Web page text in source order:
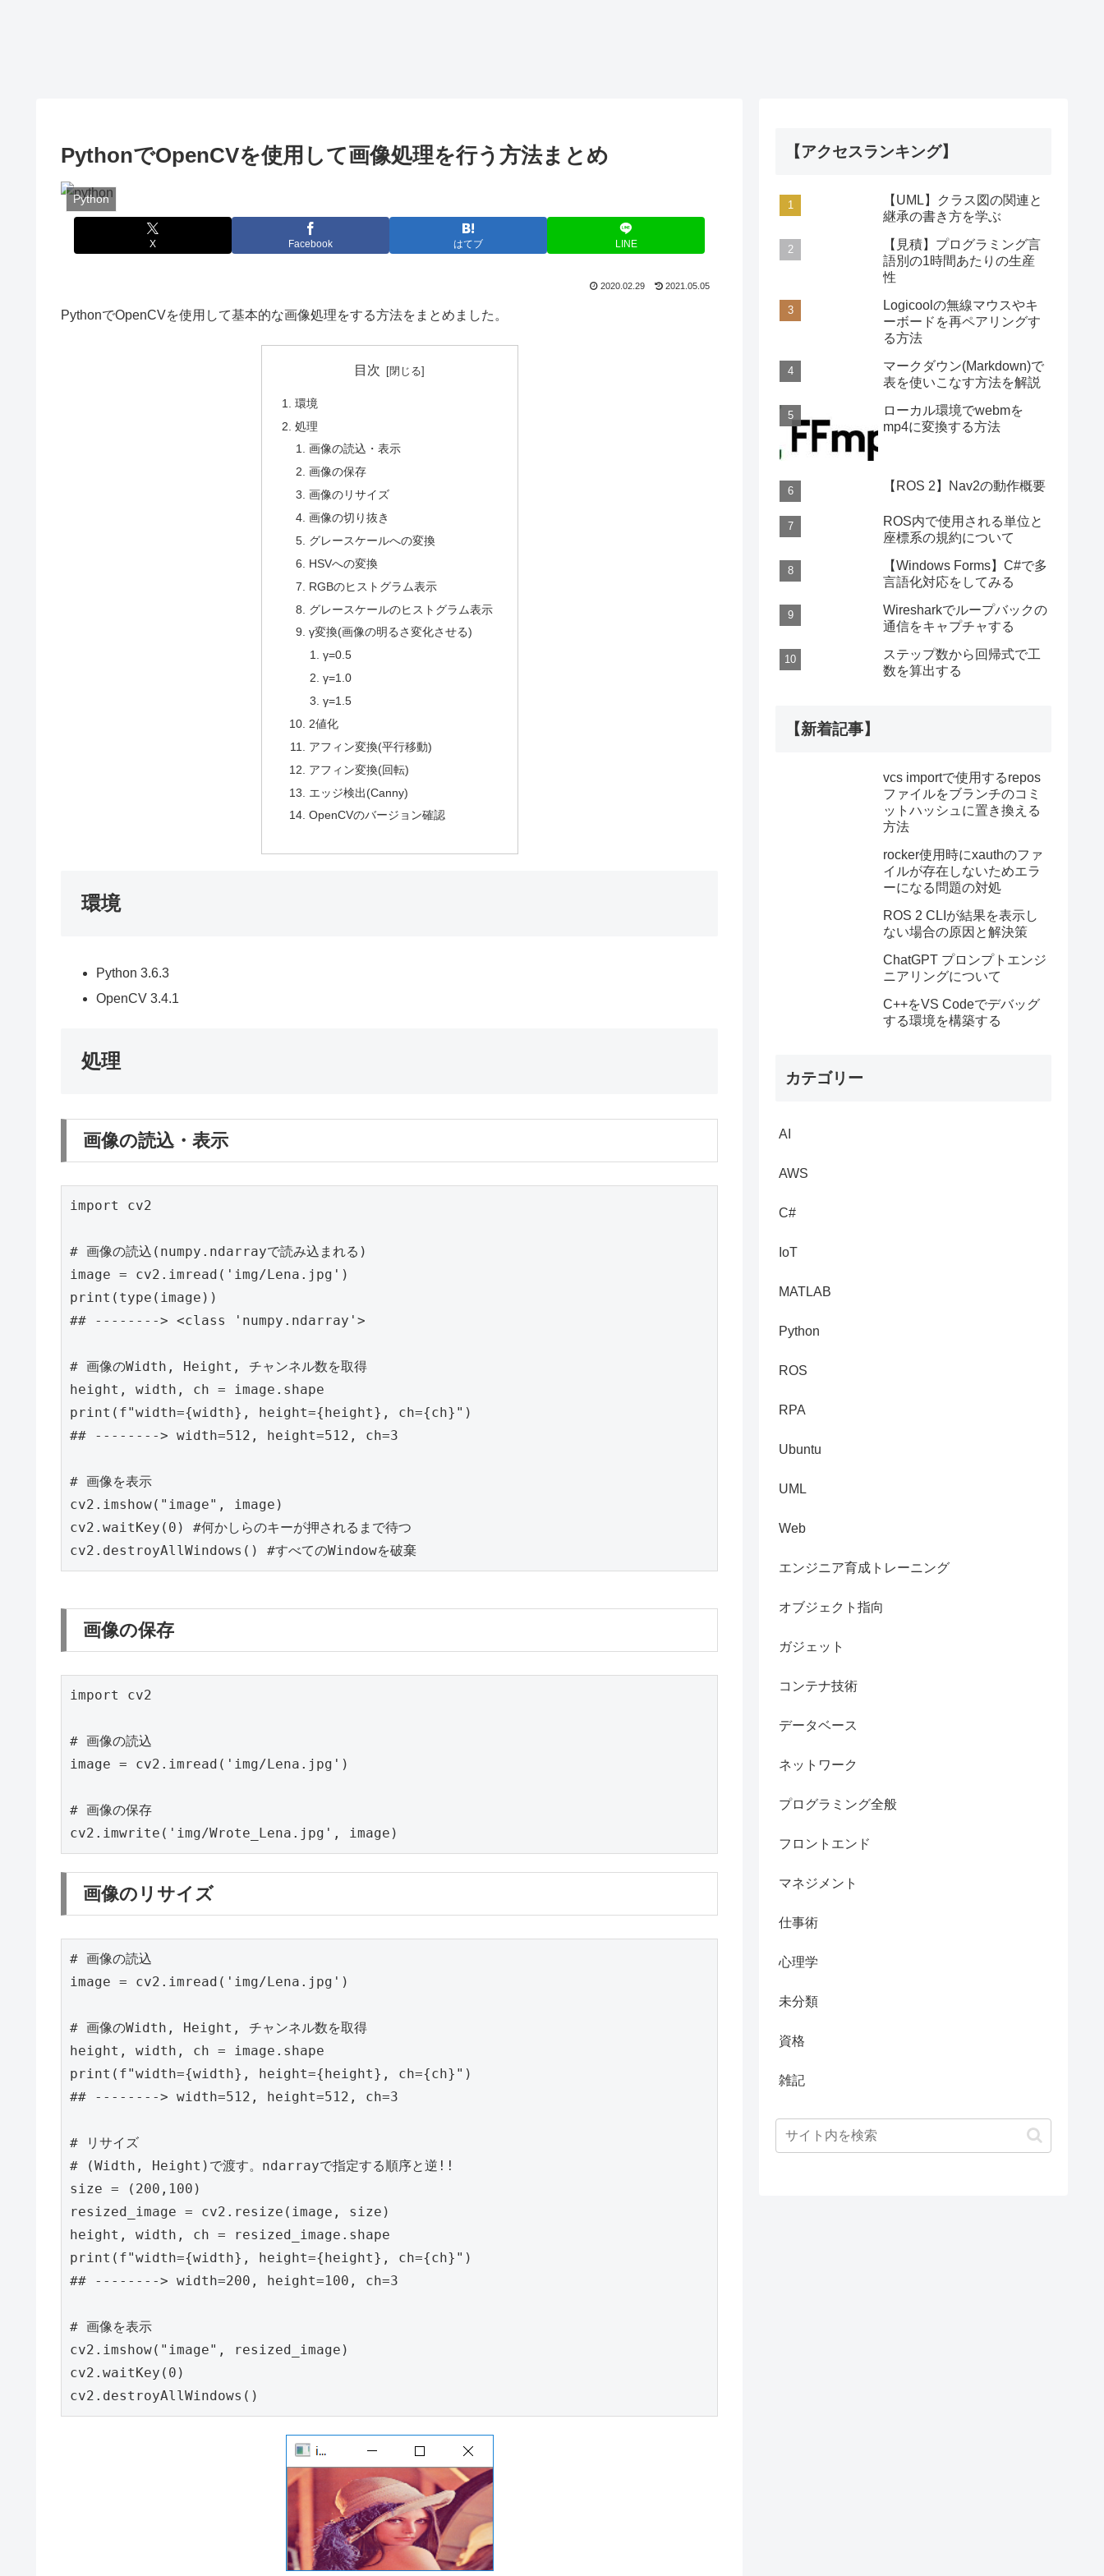
PythonでOpenCVを使用して画像処理を行う方法まとめ
Python
X Facebook はてブ LINE
2020.02.29 2021.05.05
PythonでOpenCVを使用して基本的な画像処理をする方法をまとめました。
目次
環境
処理
画像の読込・表示
画像の保存
画像のリサイズ
画像の切り抜き
グレースケールへの変換
HSVへの変換
RGBのヒストグラム表示
グレースケールのヒストグラム表示
γ変換(画像の明るさ変化させる)
γ=0.5
γ=1.0
γ=1.5
2値化
アフィン変換(平行移動)
アフィン変換(回転)
エッジ検出(Canny)
OpenCVのバージョン確認
環境
Python 3.6.3
OpenCV 3.4.1
処理
画像の読込・表示
import cv2
image = cv2 . imread ( 'img/Lena.jpg' )
print ( type ( image ))
height , width , ch = image . shape
print ( f"width={width}, height={height}, ch={ch}" )
cv2 . imshow( "image" , image )
cv2 . waitKey ( 0 )
cv2 . destroyAllWindows ()
画像の保存
import cv2
image = cv2 . imread ( 'img/Lena.jpg' )
cv2 . imwrite ( 'img/Wrote_Lena.jpg' , image )
画像のリサイズ
image = cv2 . imread ( 'img/Lena.jpg' )
height , width , ch = image . shape
print ( f"width={width}, height={height}, ch={ch}" )
# リサイズ
size = ( 200 , 100 )
resized_image = cv2 . resize ( image , size )
height , width , ch = resized_image . shape
print ( f"width={width}, height={height}, ch={ch}" )
cv2 . imshow( "image" , resized_image )
cv2 . waitKey ( 0 )
cv2 . destroyAllWindows ()
【アクセスランキング】
【UML】クラス図の関連と
継承の書き方を学ぶ
【見積】プログラミング言
語別の1時間あたりの生産
性
Logicoolの無線マウスやキ
ーボードを再ペアリングす
る方法
マークダウン(Markdown)で
表を使いこなす方法を解説
ローカル環境でwebmを
mp4に変換する方法
【ROS 2】Nav2の動作概要
ROS内で使用される単位と
座標系の規約について
【Windows Forms】C#で多
言語化対応をしてみる
Wiresharkでループバックの
通信をキャプチャする
ステップ数から回帰式で工
数を算出する
【新着記事】
vcs importで使用するrepos
ファイルをブランチのコミ
ットハッシュに置き換える
方法
rocker使用時にxauthのファ
イルが存在しないためエラ
ーになる問題の対処
ROS 2 CLIが結果を表示し
ない場合の原因と解決策
ChatGPT プロンプトエンジ
ニアリングについて
C++をVS Codeでデバッグ
する環境を構築する
カテゴリー
AI
AWS
C#
IoT
MATLAB
Python
ROS
RPA
Ubuntu
UML
Web
エンジニア育成トレーニング
オブジェクト指向
ガジェット
コンテナ技術
データベース
ネットワーク
プログラミング全般
フロントエンド
マネジメント
仕事術
心理学
未分類
資格
雑記